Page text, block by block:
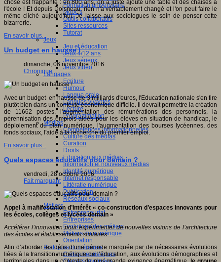
Formation universitaire
Mooc’s
Outils collaboratifs
Sites ressources
Tutorat
Jeux
Jeu et éducation
Jeux 4/12 ans
Jeux sérieux
Jeux vidéo
Langages
Ecriture
Humour
Langue orale
Langues vivantes
Lecture
Programmation
Médias
Compétences informationnelles
Culture des médias
Curation
Droits
Education aux médias
Information et nouveaux médias
Identité numérique
Internet responsable
Littératie numérique
Publication
Réseaux sociaux
Métiers
Entrepreneuriat
Entreprises
Evolutions des métiers
Métiers du numérique
Orientation
Pratiques numériques
Cartes heuristiques
chose est frappante : en 800 ans, on a juste ajouté une table et des chaises à
l'école ! Et depuis Doisneau, rien n'a véritablement changé et l'on peut faire le
même cliché aujourd'hui. Je laisse aux sociologues le soin de penser cette
bizarrerie.
En savoir plus...
Un budget en hausse !
dimanche, 06 novembre 2016
Chronique
Avec un budget en hausse de 3 milliards d'euros, l'Education nationale s'en tire
plutôt bien dans un contexte économique difficile. Il devrait permettre la création
de 11662 postes, l'augmentation des rémunérations des personnels, la
pérennisation des emplois aidés pour les élèves en situation de handicap, le
déploiement du plan numérique, l'augmentation des bourses lycéennes, des
fonds sociaux, l'aide à la recherche du premier emploi.
En savoir plus...
Quels espaces éducatifs pour demain ?
vendredi, 28 octobre 2016
Fait marquant
Appel à manifestation d’intérêt « co-construction d’espaces innovants pour
les écoles, collèges et lycées demain »
Accélérer l’innovation pour expérimenter de nouvelles visions de l’architecture
des écoles et établissements scolaires.
Afin d’aborder les défis d’une période marquée par de nécessaires évolutions
liées à la transition numérique de l’éducation, aux évolutions démographies et